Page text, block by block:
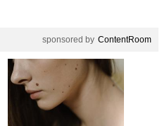
sponsored by ContentRoom